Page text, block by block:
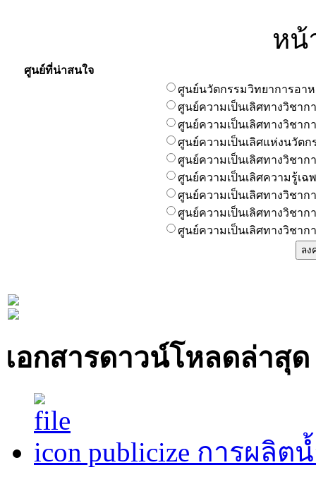
หน้
ศูนย์ที่น่าสนใจ
ศูนย์นวัตกรรมวิทยาการอา
ศูนย์ความเป็นเลิศทางวิชาก
ศูนย์ความเป็นเลิศทางวิชา
ศูนย์ความเป็นเลิศแห่งนวัตก
ศูนย์ความเป็นเลิศทางวิชาก
ศูนย์ความเป็นเลิศความรู้เ
ศูนย์ความเป็นเลิศทางวิชาก
ศูนย์ความเป็นเลิศทางวิชาก
ศูนย์ความเป็นเลิศทางวิชาก
เอกสารดาวน์โหลดล่าสุด
publicize การผลิ